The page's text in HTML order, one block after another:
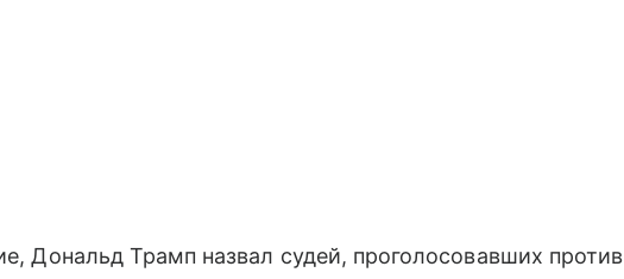
Дональд Трамп назвал судей, проголосовавших против